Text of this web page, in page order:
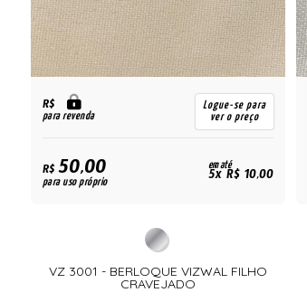
R$
para revenda
Logue-se para
ver o preço
R$50,00
para uso próprio
em até
5x R$ 10,00
VZ 3001 - BERLOQUE VIZWAL FILHO
CRAVEJADO